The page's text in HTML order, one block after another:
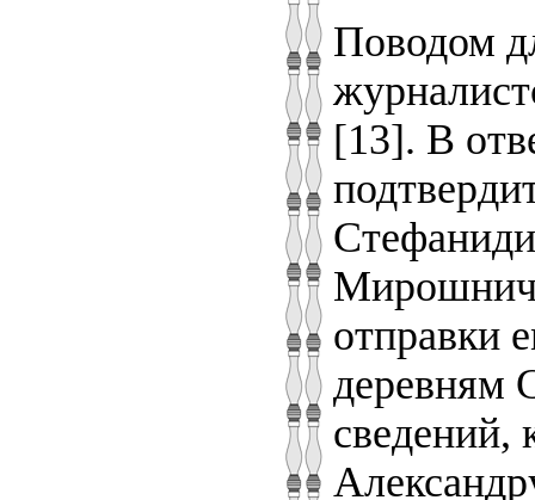
Поводом
[13]. В
отправки
деревням
сведений,